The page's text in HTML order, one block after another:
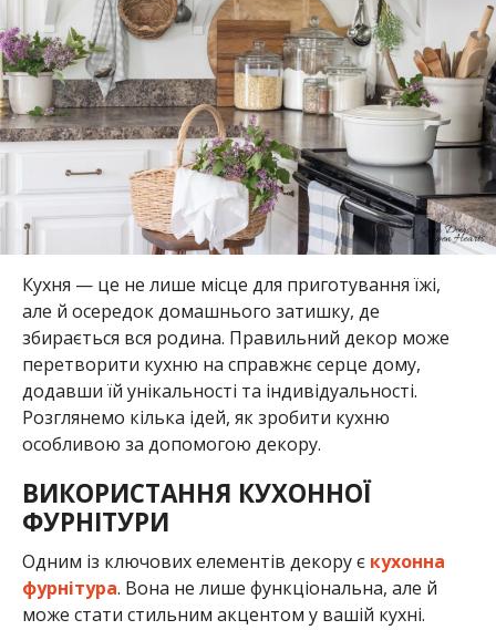
Кухня — це не лише місце для приготування їжі,
але й осередок домашнього затишку, де
збирається вся родина. Правильний декор може
перетворити кухню на справжнє серце дому,
додавши їй унікальності та індивідуальності.
Розглянемо кілька ідей, як зробити кухню
особливою за допомогою декору.
ВИКОРИСТАННЯ КУХОННОЇ
ФУРНІТУРИ
Одним із ключових елементів декору є кухонна
фурнітура. Вона не лише функціональна, але й
може стати стильним акцентом у вашій кухні.